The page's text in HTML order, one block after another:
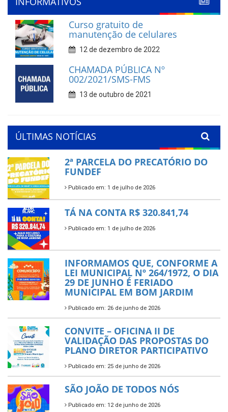
Curso gratuito de
manutenção de celulares
12 de dezembro de 2022
CHAMADA PÚBLICA Nº
002/2021/SMS-FMS
13 de outubro de 2021
ÚLTIMAS NOTÍCIAS
2ª PARCELA DO PRECATÓRIO DO
FUNDEF
Publicado em: 1 de julho de 2026
TÁ NA CONTA R$ 320.841,74
Publicado em: 1 de julho de 2026
INFORMAMOS QUE, CONFORME A
LEI MUNICIPAL Nº 264/1972, O DIA
29 DE JUNHO É FERIADO
MUNICIPAL EM BOM JARDIM
Publicado em: 26 de junho de 2026
CONVITE – OFICINA II DE
VALIDAÇÃO DAS PROPOSTAS DO
PLANO DIRETOR PARTICIPATIVO
Publicado em: 25 de junho de 2026
SÃO JOÃO DE TODOS NÓS
Publicado em: 12 de junho de 2026